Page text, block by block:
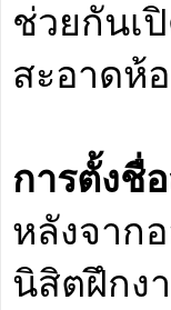
ช่วยกันเ
สะอาดห้
การตั้งชื่
หลังจาก
นิสิตฝึกง